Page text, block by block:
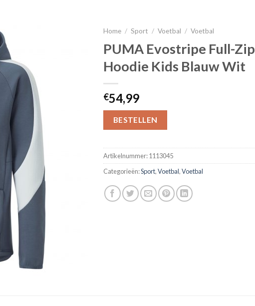
Home / Sport / Voetbal / Voetbal
PUMA Evostripe Full-Zip
Hoodie Kids Blauw Wit
€54,99
BESTELLEN
Artikelnummer:1113045
Categorieën:Sport,Voetbal,Voetbal